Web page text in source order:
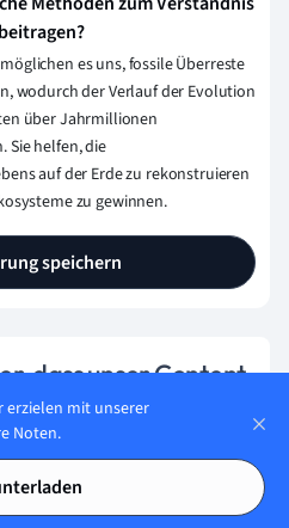
es uns, fossile Überreste
wodurch der Verlauf der Evolution
über Jahrmillionen
Sie helfen, die
auf der Erde zu rekonstruieren
zu gewinnen.
speichern
dass unser Content
ist?
eine Lernplattform geschaffen,
unterstützt. Lerne die
arbeiten, Fakten
erzielen mit unserer
Noten.